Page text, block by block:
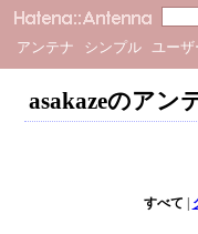
アンテナ シンプル ユー
asakazeのアン
すべて |